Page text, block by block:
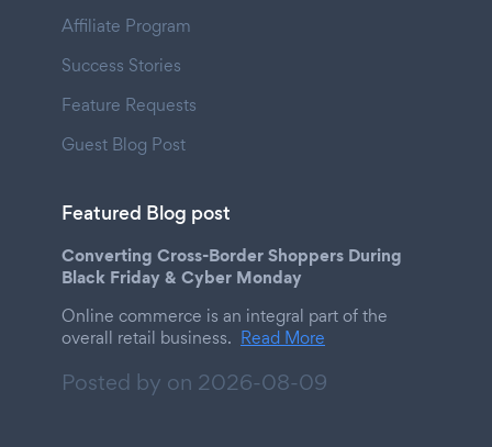
Affiliate Program
Success Stories
Feature Requests
Guest Blog Post
Featured Blog post
Converting Cross-Border Shoppers During
Black Friday & Cyber Monday
Online commerce is an integral part of the
overall retail business. Read More
Posted by on 2026-08-09